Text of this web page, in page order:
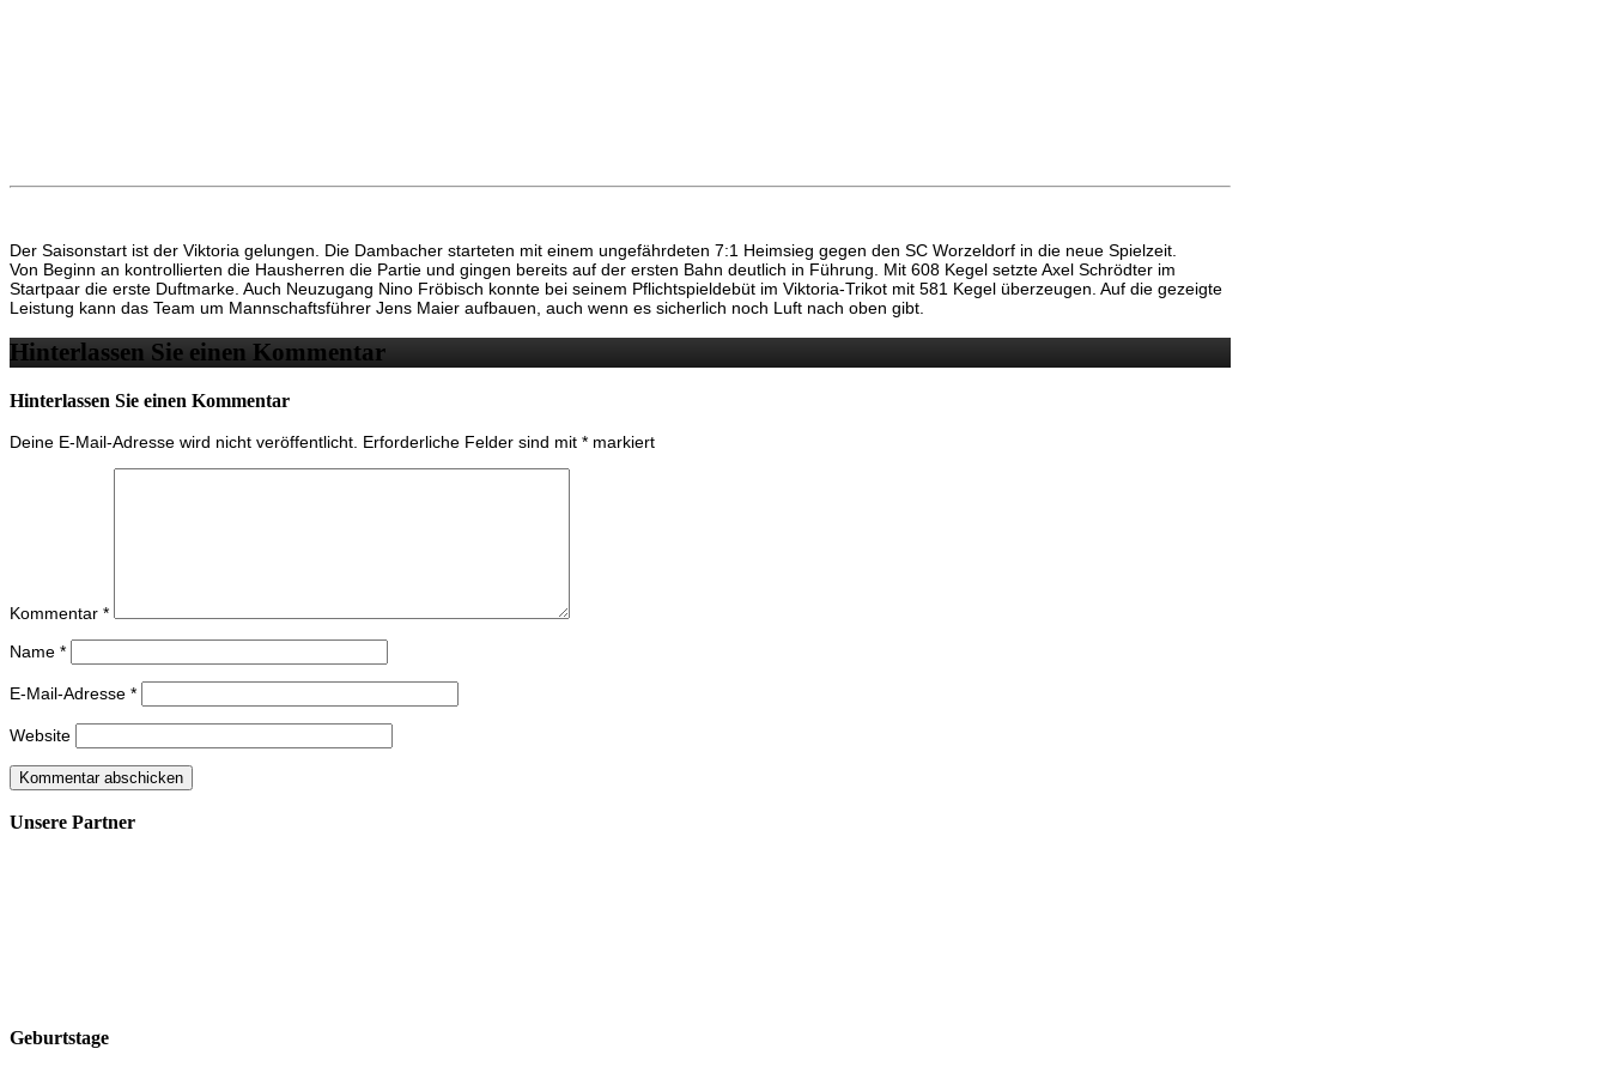
Der Saisonstart ist der Viktoria gelungen. Die Dambacher starteten mit einem ungefährdeten 7:1 Heimsieg gegen den SC Worzeldorf in die neue Spielzeit.
Von Beginn an kontrollierten die Hausherren die Partie und gingen bereits auf der ersten Bahn deutlich in Führung. Mit 608 Kegel setzte Axel Schrödter im
Startpaar die erste Duftmarke. Auch Neuzugang Nino Fröbisch konnte bei seinem Pflichtspieldebüt im Viktoria-Trikot mit 581 Kegel überzeugen. Auf die gezeigte
Leistung kann das Team um Mannschaftsführer Jens Maier aufbauen, auch wenn es sicherlich noch Luft nach oben gibt.
Hinterlassen Sie einen Kommentar
Hinterlassen Sie einen Kommentar
Deine E-Mail-Adresse wird nicht veröffentlicht. Erforderliche Felder sind mit * markiert
Kommentar *
Name *
E-Mail-Adresse *
Website
Unsere Partner
Geburtstage